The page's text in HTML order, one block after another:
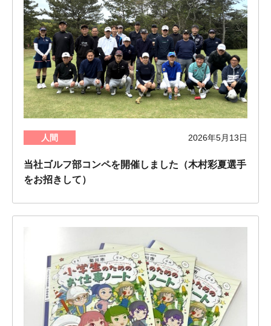
人間 2026年5月13日
当社ゴルフ部コンペを開催しました（木村彩夏選手
をお招きして）